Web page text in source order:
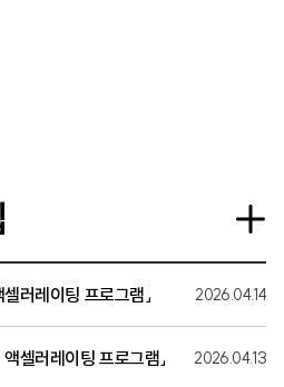
러레이팅 프로그램」 2026.04.14
셀러레이팅 프로그램」 2026.04.13